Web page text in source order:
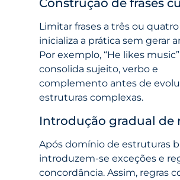
Construção de frases
Limitar frases a três ou quatro
inicializa a prática sem gerar
Por exemplo, “He likes music”
consolida sujeito, verbo e
complemento antes de
estruturas complexas.
Introdução gradual de
Após domínio de estruturas
introduzem-se exceções e
concordância. Assim, regras